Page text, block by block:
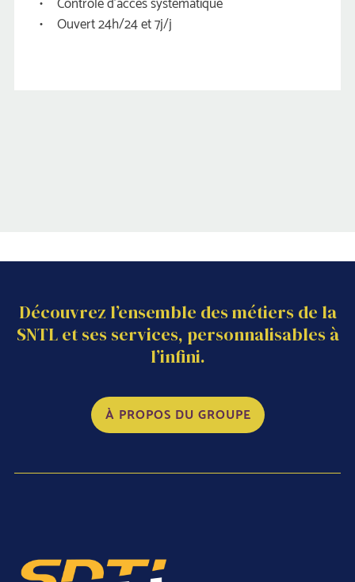
Ouvert 24h/24 et 7j/j
Découvrez l’ensemble des métiers de la
SNTL et ses services, personnalisables à
l’infini.
À PROPOS DU GROUPE